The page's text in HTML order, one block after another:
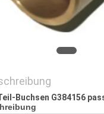
Buchsen G384156